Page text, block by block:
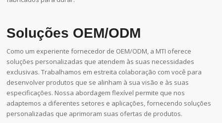
Soluções OEM/ODM
Como um experiente fornecedor de OEM/ODM, a MTI oferece
soluções personalizadas que atendem às suas necessidades
exclusivas. Trabalhamos em estreita colaboração com você para
desenvolver produtos que se alinham à sua visão e às suas
especificações. Nossa abordagem flexível permite que nos
adaptemos a diferentes setores e aplicações, fornecendo soluções
personalizadas que aprimoram suas ofertas de produtos.